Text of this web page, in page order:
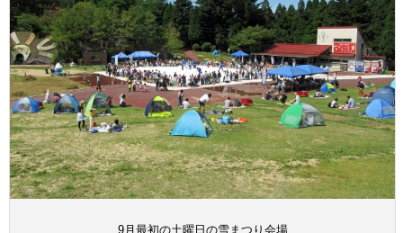
9月最初の土曜日の雪まつり会場